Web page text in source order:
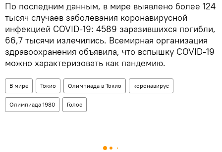
По последним данным, в мире выявлено более 124
тысяч случаев заболевания коронавирусной
инфекцией COVID-19: 4589 заразившихся погибли,
66,7 тысячи излечились. Всемирная организация
здравоохранения объявила, что вспышку COVID-19
можно характеризовать как пандемию.
В мире Токио Олимпиада в Токио коронавирус
Олимпиада 1980 Голос